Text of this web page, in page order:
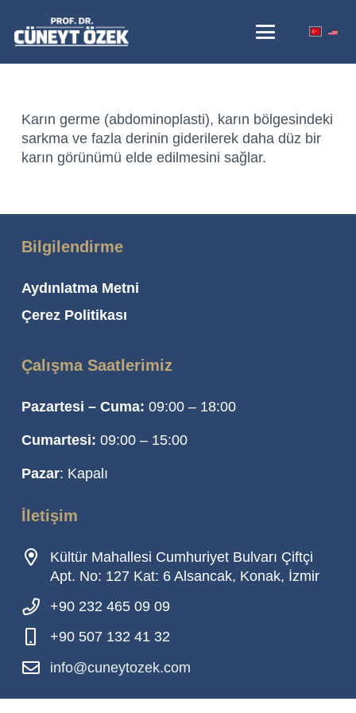
Karın germe (abdominoplasti), karın bölgesindeki
sarkma ve fazla derinin giderilerek daha düz bir
karın görünümü elde edilmesini sağlar.
Bilgilendirme
Aydınlatma Metni
Çerez Politikası
Çalışma Saatlerimiz
Pazartesi – Cuma: 09:00 – 18:00
Cumartesi: 09:00 – 15:00
Pazar: Kapalı
İletişim
Kültür Mahallesi Cumhuriyet Bulvarı Çiftçi
Apt. No: 127 Kat: 6 Alsancak, Konak, İzmir
+90 232 465 09 09
+90 507 132 41 32
info@cuneytozek.com